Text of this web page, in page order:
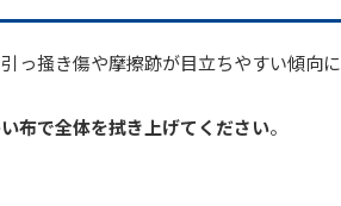
っ掻き傷や摩擦跡が目立ちやすい傾向に
布で全体を拭き上げてください。